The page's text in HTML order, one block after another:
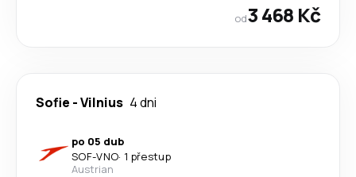
od3 468 Kč
Sofie -Vilnius 4 dni
po 05 dub
SOF-VNO· 1 přestup
Austrian